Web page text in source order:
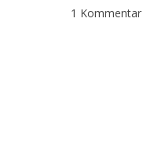
1 Kommentar